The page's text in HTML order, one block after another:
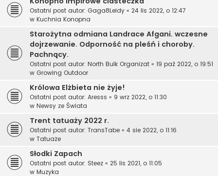
Ostatni post autor: Gaga8Leidy « 24 lis 2022, o 12:47
w Kuchnia Konopna
Starożytna odmiana Landrace Afgani. wczesne
dojrzewanie. Odporność na pleśń i choroby.
Pachnący.
Ostatni post autor: North Bulk Organizat « 19 paź 2022, o 19:51
w Growing Outdoor
Królowa Elżbieta nie żyje!
Ostatni post autor: Aresss « 9 wrz 2022, o 11:30
w Newsy ze Świata
Trent tatuaży 2022 r.
Ostatni post autor: TransTabe « 4 sie 2022, o 11:16
w Tatuaże
Słodki Zapach
Ostatni post autor: Steez « 25 lis 2021, o 11:05
w Muzyka